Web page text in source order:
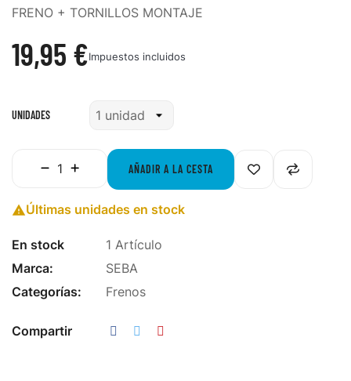
FRENO + TORNILLOS MONTAJE
19,95 €Impuestos incluidos
UNIDADES
AÑADIR A LA CESTA
Últimas unidades en stock
En stock
1 Artículo
Marca:
SEBA
Categorías:
Frenos
Compartir